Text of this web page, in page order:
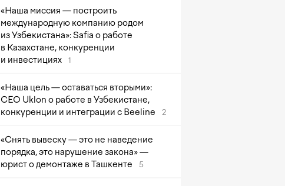
«Наша миссия — построить
международную компанию родом
из Узбекистана»: Safia о работе
в Казахстане, конкуренции
и инвестициях
1
«Наша цель — оставаться вторыми»:
CEO Uklon о работе в Узбекистане,
конкуренции и интеграции с Beeline
2
«Снять вывеску — это не наведение
порядка, это нарушение закона» —
юрист о демонтаже в Ташкенте
5